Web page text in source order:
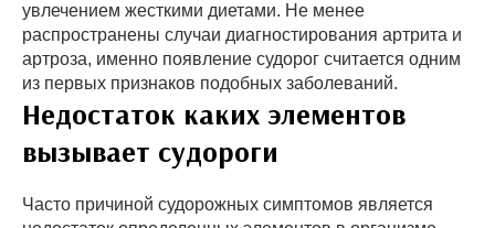
увлечением жесткими диетами. Не менее
распространены случаи диагностирования артрита и
артроза, именно появление судорог считается одним
из первых признаков подобных заболеваний.
Недостаток каких элементов
вызывает судороги
Часто причиной судорожных симптомов является